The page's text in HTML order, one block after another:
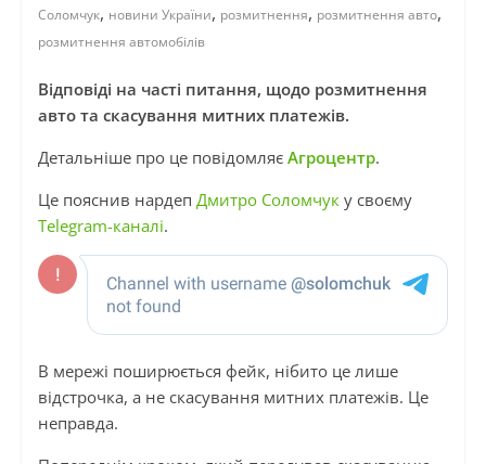
Соломчук, новини України, розмитнення, розмитнення авто,
розмитнення автомобілів
Відповіді на часті питання, щодо розмитнення
авто та скасування митних платежів.
Детальніше про це повідомляє Агроцентр.
Це пояснив нардеп Дмитро Соломчуку своєму
Telegram-каналі.
В мережі поширюється фейк, нібито це лише
відстрочка, а не скасування митних платежів. Це
неправда.